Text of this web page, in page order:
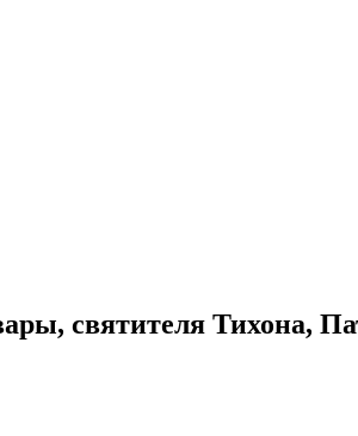
святителя Тихона,